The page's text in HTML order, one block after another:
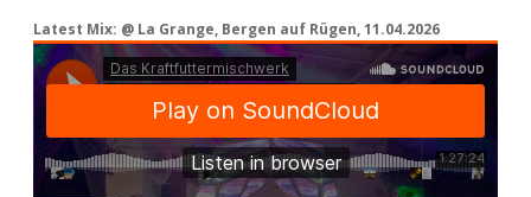
Latest Mix: @ La Grange, Bergen auf Rügen, 11.04.2026